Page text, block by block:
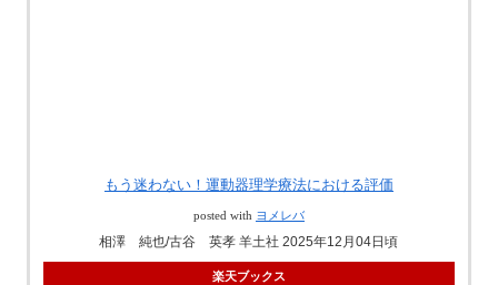
もう迷わない！運動器理学療法における評価
posted with ヨメレバ
相澤 純也/古谷 英孝 羊土社 2025年12月04日頃
楽天ブックス